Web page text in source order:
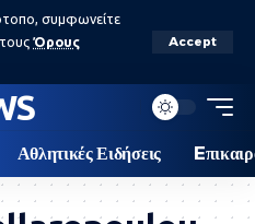
συμφωνείτε
Όρους
Accept
Αθλητικές Ειδήσεις